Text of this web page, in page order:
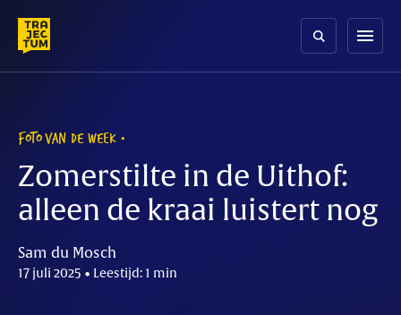
content
menu
FOTO VAN DE WEEK
Zomerstilte in de Uithof:
alleen de kraai luistert nog
Sam du Mosch
17 juli 2025 • Leestijd: 1 min